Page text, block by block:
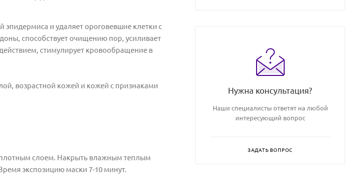
эпидермиса и удаляет ороговевшие клетки с
способствует очищению пор, усиливает
стимулирует кровообращение в
возрастной кожей и кожей с признаками
слоем. Накрыть влажным теплым
экспозицию маски 7-10 минут.
Нужна консультация?
Наши специалисты ответят на любой
интересующий вопрос
ЗАДАТЬ ВОПРОС